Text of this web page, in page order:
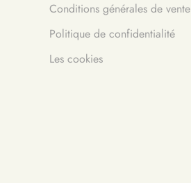
Conditions générales de vente
Politique de confidentialité
Les cookies